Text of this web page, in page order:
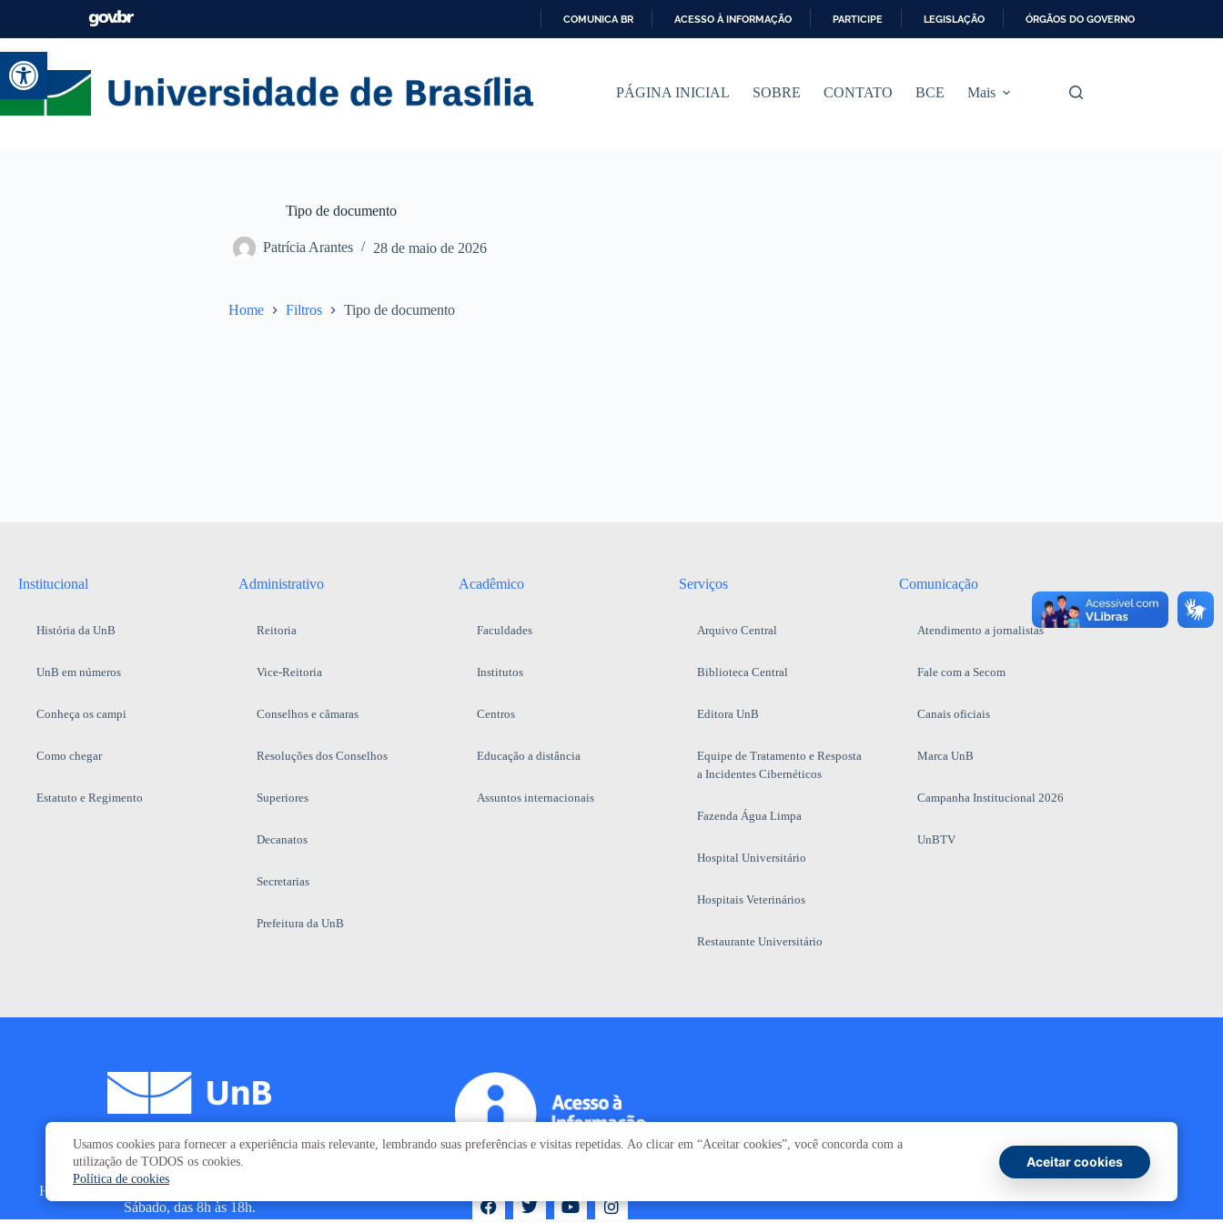
Abrir a barra de ferramentas
A
COMUNICA BR ACESSO À INFORMAÇÃO PARTICIPE LEGISLAÇÃO ÓRGÃOS DO GOVERNO
PÁGINA INICIAL SOBRE CONTATO BCE Mais
Tipo de documento
Patrícia Arantes 28 de maio de 2026
Home Filtros Tipo de documento
Institucional
História da UnB
UnB em números
Conheça os campi
Como chegar
Estatuto e Regimento
Administrativo
Reitoria
Vice-Reitoria
Conselhos e câmaras
Resoluções dos Conselhos
Superiores
Decanatos
Secretarias
Prefeitura da UnB
Acadêmico
Faculdades
Institutos
Centros
Educação a distância
Assuntos internacionais
Serviços
Arquivo Central
Biblioteca Central
Editora UnB
Equipe de Tratamento e Resposta
a Incidentes Cibernéticos
Fazenda Água Limpa
Hospital Universitário
Hospitais Veterinários
Restaurante Universitário
Comunicação
Atendimento a jornalistas
Fale com a Secom
Canais oficiais
Marca UnB
Campanha Institucional 2026
UnBTV
CampusUniversitário Darcy Ribeiro
Brasília-DF | CEP 70910-900
Horário de funcionamento: de 2ª a 6ª, das 7h às 23h.
Sábado, das 8h às 18h.
Transparência e Prestação de Contas
Usamos cookies para fornecer a experiência mais relevante, lembrando suas preferências e visitas repetidas. Ao clicar em “Aceitar cookies”, você concorda com a
utilização de TODOS os cookies.
Política de cookies
Aceitar cookies